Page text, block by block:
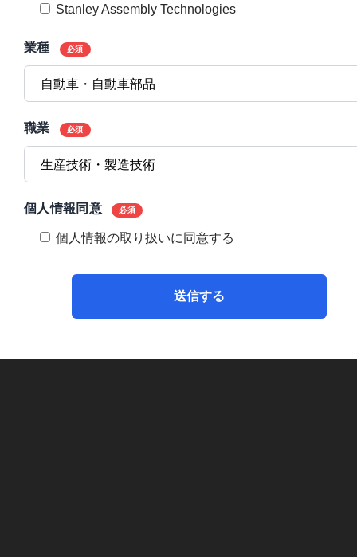
Stanley Assembly Technologies
業種 必須
職業 必須
個人情報同意 必須
個人情報の取り扱いに同意する